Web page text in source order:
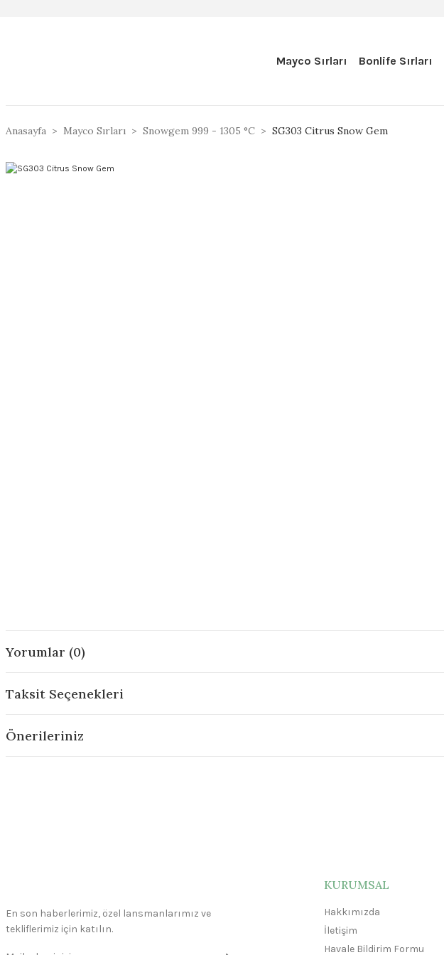
Mayco Sırları Bonlife Sırları
Anasayfa Mayco Sırları Snowgem 999 - 1305 °C SG303 Citrus Snow Gem
Yorumlar (0)
Taksit Seçenekleri
Önerileriniz
En son haberlerimiz, özel lansmanlarımız ve
tekliflerimiz için katılın.
KURUMSAL
Hakkımızda
İletişim
Havale Bildirim Formu